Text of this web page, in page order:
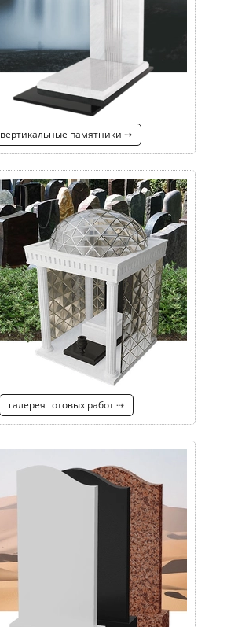
вертикальные памятники ⇢
галерея готовых работ ⇢